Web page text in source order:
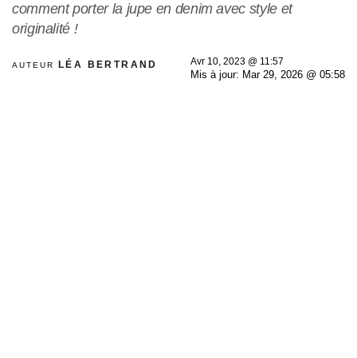
comment porter la jupe en denim avec style et
originalité !
AUTEUR LÉA BERTRAND
Avr 10, 2023 @ 11:57
Mis à jour: Mar 29, 2026 @ 05:58